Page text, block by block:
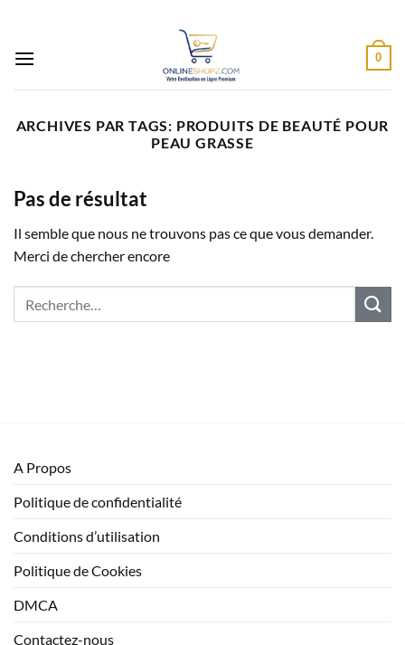
contenu
0
ARCHIVES PAR TAGS: PRODUITS DE BEAUTÉ POUR
PEAU GRASSE
Pas de résultat
Il semble que nous ne trouvons pas ce que vous demander.
Merci de chercher encore
A Propos
Politique de confidentialité
Conditions d’utilisation
Politique de Cookies
DMCA
Contactez-nous